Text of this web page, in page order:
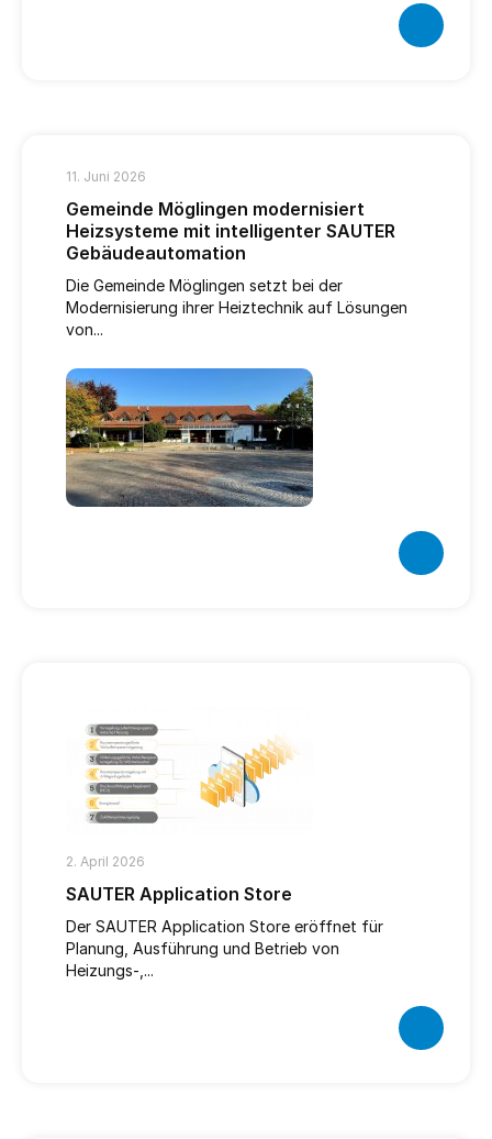
11. Juni 2026
Gemeinde Möglingen modernisiert
Heizsysteme mit intelligenter SAUTER
Gebäudeautomation
Die Gemeinde Möglingen setzt bei der
Modernisierung ihrer Heiztechnik auf Lösungen
von...
2. April 2026
SAUTER Application Store
Der SAUTER Application Store eröffnet für
Planung, Ausführung und Betrieb von
Heizungs‑,...